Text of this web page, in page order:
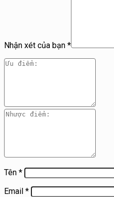
Nhận xét của bạn *
Tên *
Email *